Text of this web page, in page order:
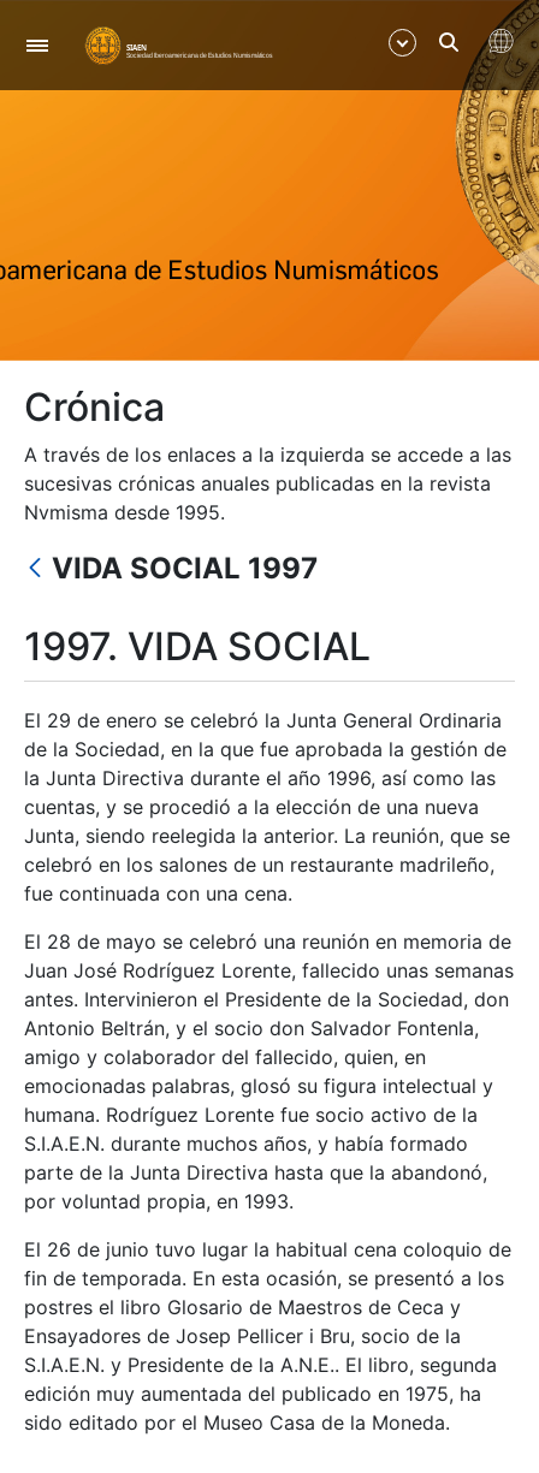
Nabigazioa
Erakutsi/Ezkutatu
Erakutsi/Ezkutatu
Erakutsi/Ezkutatu
Crónica
A través de los enlaces a la izquierda se accede a las
sucesivas crónicas anuales publicadas en la revista
Nvmisma desde 1995.
VIDA SOCIAL 1997
1997. VIDA SOCIAL
El 29 de enero se celebró la Junta General Ordinaria
de la Sociedad, en la que fue aprobada la gestión de
la Junta Directiva durante el año 1996, así como las
cuentas, y se procedió a la elección de una nueva
Junta, siendo reelegida la anterior. La reunión, que se
celebró en los salones de un restaurante madrileño,
fue continuada con una cena.
El 28 de mayo se celebró una reunión en memoria de
Juan José Rodríguez Lorente, fallecido unas semanas
antes. Intervinieron el Presidente de la Sociedad, don
Antonio Beltrán, y el socio don Salvador Fontenla,
amigo y colaborador del fallecido, quien, en
emocionadas palabras, glosó su figura intelectual y
humana. Rodríguez Lorente fue socio activo de la
S.I.A.E.N. durante muchos años, y había formado
parte de la Junta Directiva hasta que la abandonó,
por voluntad propia, en 1993.
El 26 de junio tuvo lugar la habitual cena coloquio de
fin de temporada. En esta ocasión, se presentó a los
postres el libro Glosario de Maestros de Ceca y
Ensayadores de Josep Pellicer i Bru, socio de la
S.I.A.E.N. y Presidente de la A.N.E.. El libro, segunda
edición muy aumentada del publicado en 1975, ha
sido editado por el Museo Casa de la Moneda.